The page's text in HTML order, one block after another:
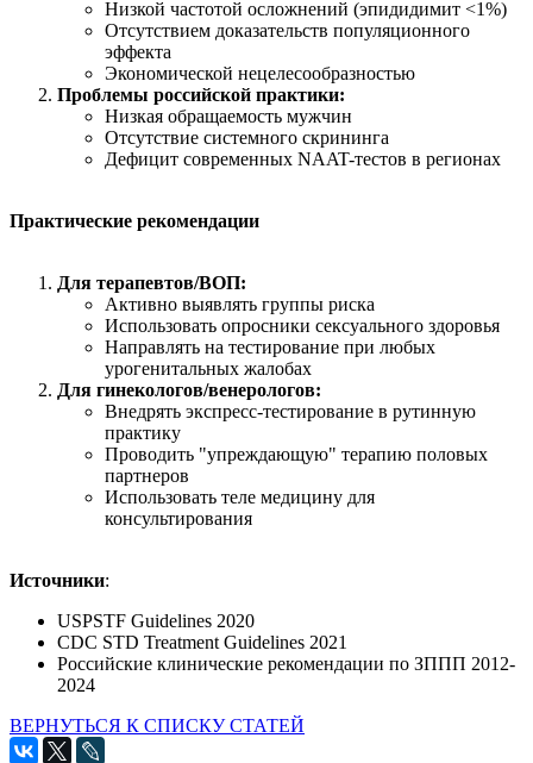
Низкой частотой осложнений (эпидидимит <1%)
Отсутствием доказательств популяционного
эффекта
Экономической нецелесообразностью
Проблемы российской практики:
Низкая обращаемость мужчин
Отсутствие системного скрининга
Дефицит современных NAAT-тестов в регионах
Практические рекомендации
Для терапевтов/ВОП:
Активно выявлять группы риска
Использовать опросники сексуального здоровья
Направлять на тестирование при любых
урогенитальных жалобах
Для гинекологов/венерологов:
Внедрять экспресс-тестирование в рутинную
практику
Проводить "упреждающую" терапию половых
партнеров
Использовать теле медицину для
консультирования
Источники:
USPSTF Guidelines 2020
CDC STD Treatment Guidelines 2021
Российские клинические рекомендации по ЗППП 2012-
2024
ВЕРНУТЬСЯ К СПИСКУ СТАТЕЙ